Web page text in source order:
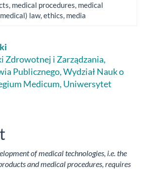
medical procedures, medical
law, ethics, media
Zdrowotnej i Zarządzania,
Publicznego, Wydział Nauk o
Medicum, Uniwersytet
of medical technologies, i.e. the
and medical procedures, requires